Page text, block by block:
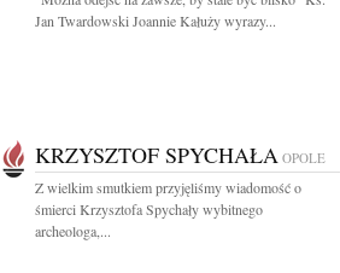
Jan Twardowski Joannie Kałuży wyrazy...
KRZYSZTOF SPYCHAŁA OPOLE
Z wielkim smutkiem przyjęliśmy wiadomość o
śmierci Krzysztofa Spychały wybitnego
archeologa,...